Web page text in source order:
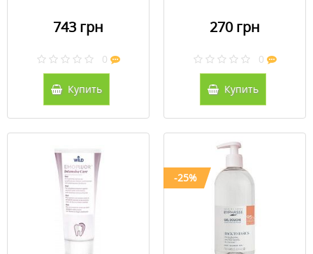
743 грн
0
Купить
270 грн
0
Купить
-25%